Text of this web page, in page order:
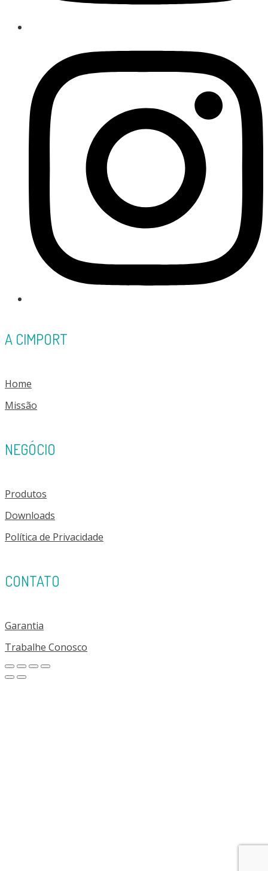
A CIMPORT
Home
Missão
NEGÓCIO
Produtos
Downloads
Política de Privacidade
CONTATO
Garantia
Trabalhe Conosco